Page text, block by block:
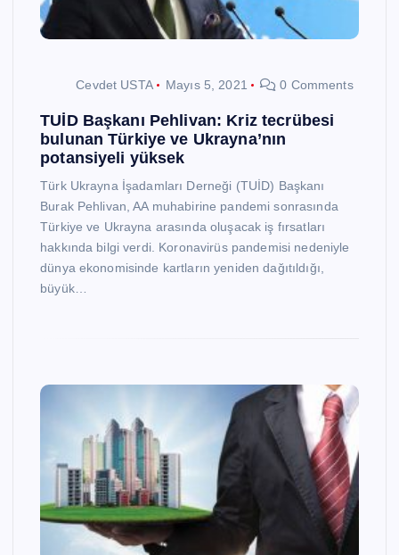
Cevdet USTA Mayıs 5, 2021 0 Comments
TUİD Başkanı Pehlivan: Kriz tecrübesi
bulunan Türkiye ve Ukrayna’nın
potansiyeli yüksek
Türk Ukrayna İşadamları Derneği (TUİD) Başkanı
Burak Pehlivan, AA muhabirine pandemi sonrasında
Türkiye ve Ukrayna arasında oluşacak iş fırsatları
hakkında bilgi verdi. Koronavirüs pandemisi nedeniyle
dünya ekonomisinde kartların yeniden dağıtıldığı,
büyük…